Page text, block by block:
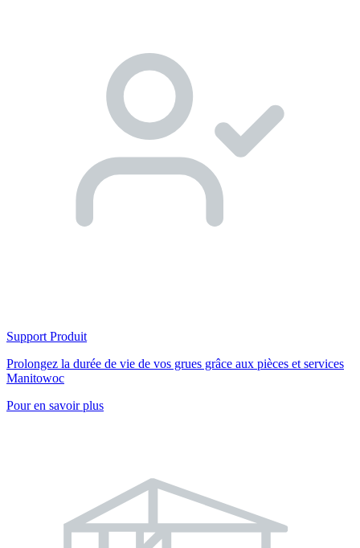
Support Produit
Prolongez la durée de vie de vos grues grâce aux pièces et services
Manitowoc
Pour en savoir plus